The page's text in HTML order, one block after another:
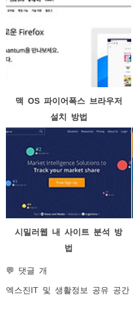
맥 OS 파이어폭스 브라우저
설치 방법
시밀러웹 내 사이트 분석 방
법
💬 댓글 개
엑스진 IT 및 생활정보 공유 공간